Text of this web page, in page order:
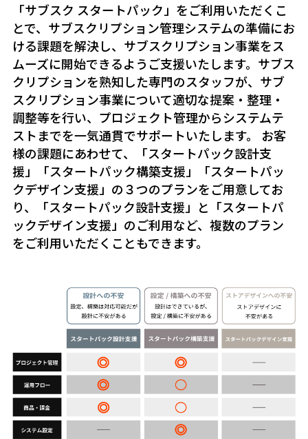
「サブスク スタートパック」をご利用いただくこ
とで、サブスクリプション管理システムの準備にお
ける課題を解決し、サブスクリプション事業をス
ムーズに開始できるようご支援いたします。サブス
クリプションを熟知した専門のスタッフが、サブ
スクリプション事業について適切な提案・整理・
調整等を行い、プロジェクト管理からシステムテ
ストまでを一気通貫でサポートいたします。 お客
様の課題にあわせて、「スタートパック設計支
援」「スタートパック構築支援」「スタートパッ
クデザイン支援」の３つのプランをご用意してお
り、「スタートパック設計支援」と「スタートパ
ックデザイン支援」のご利用など、複数のプラン
をご利用いただくこともできます。